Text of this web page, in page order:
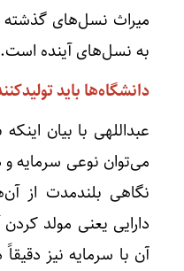
میراث نسل‌های
به نسل‌های آینده است.
دانشگاه‌ها باید
عبداللهی با بیان
می‌توان نوعی سرمایه و
نگاهی بلندمدت از
دارایی یعنی مولد
آن با سرمایه نیز